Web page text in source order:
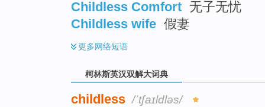
Childless Comfort 无子无忧
Childless wife 假妻
更多网络短语
柯林斯英汉双解大词典
childless /ˈtʃaɪldləs/